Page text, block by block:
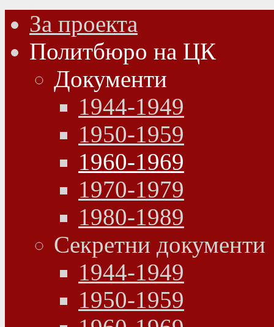
За проекта
Политбюро на ЦК
Документи
1944-1949
1950-1959
1960-1969
1970-1979
1980-1989
Секретни документи
1944-1949
1950-1959